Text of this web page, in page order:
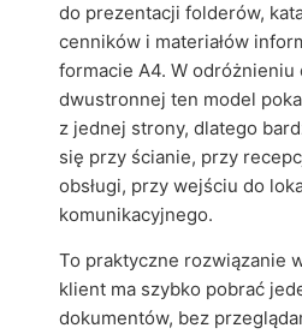
do prezentacji folderów,
cenników i materiałów
formacie A4. W odróżnieniu
dwustronnej ten model
z jednej strony, dlatego
się przy ścianie, przy
obsługi, przy wejściu do
komunikacyjnego.
To praktyczne rozwiązanie
klient ma szybko pobrać
dokumentów, bez